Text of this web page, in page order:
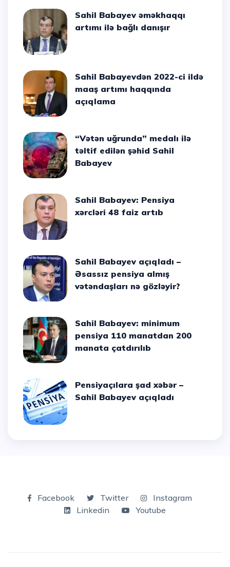
Sahil Babayev əməkhaqqı
artımı ilə bağlı danışır
Sahil Babayevdən 2022-ci ildə
maaş artımı haqqında
açıqlama
“Vətən uğrunda” medalı ilə
təltif edilən şəhid Sahil
Babayev
Sahil Babayev: Pensiya
xərcləri 48 faiz artıb
Sahil Babayev açıqladı –
Əsassız pensiya almış
vətəndaşları nə gözləyir?
Sahil Babayev: minimum
pensiya 110 manatdan 200
manata çatdırılıb
Pensiyaçılara şad xəbər –
Sahil Babayev açıqladı
Facebook Twitter
Instagram
Linkedin
Youtube